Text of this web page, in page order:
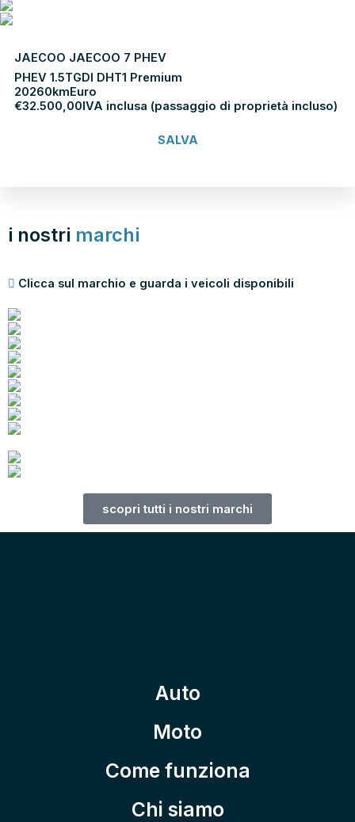
JAECOO JAECOO 7 PHEV
PHEV 1.5TGDI DHT1 Premium
20260kmEuro
€32.500,00IVA inclusa (passaggio di proprietà incluso)
SALVA
i nostri marchi
Clicca sul marchio e guarda i veicoli disponibili
scopri tutti i nostri marchi
Auto
Moto
Come funziona
Chi siamo